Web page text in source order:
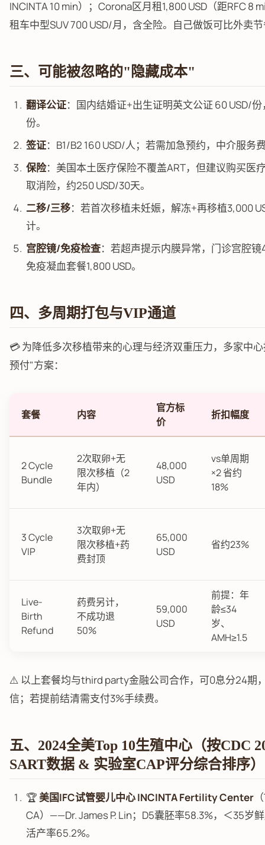
INCINTA 10 min）；Corona区月租1,800 USD（距RFC 8
租车中型SUV 700 USD/月，含全险。自己做饭可比外卖
三、可能被忽略的"隐藏成本"
翻译公证：国内结婚证+出生证明英文公证 60 USD/
份。
签证：B1/B2 160 USD/人；若需加急预约，中介服务
保险：美国本土医疗保险不覆盖ART，但建议购买医
取消险，约250 USD/30天。
二移/三移：若首次移植未妊娠，解冻+再移植3,000
计。
宫腔镜/免疫检查：若超声提示内膜异常，门诊宫腔镜
免疫凝血套餐1,800 USD。
四、多周期打包与VIP通道
💳 为降低多次移植带来的心理与经济双重压力，多家中
预付"方案：
套餐 内容
官方标
价
折扣幅度
2 Cycle
Bundle
2次取卵+无
限次移植（2
年内）
48,000
USD
vs单周期
×2 省约
18%
3 Cycle
VIP
3次取卵+无
限次移植+药
费封顶
65,000
USD
省约23%
Live-
Birth
Refund
药费另计，
不成功退
50%
59,000
USD
前提：年
龄≤34
岁、
AMH≥1.5
⚠️ 以上套餐均与third party金融公司合作，可0息分24期
信；若提前结清需支付3%手续费。
五、2024全美Top 10生殖中心（按CDC
SART数据 & 实验室CAP评分综合排序）
🏆 美国IFC试管婴儿中心 INCINTA Fertility Center
CA）——Dr. James P. Lin；D5囊胚率58.3%，＜35岁
活产率65.2%。